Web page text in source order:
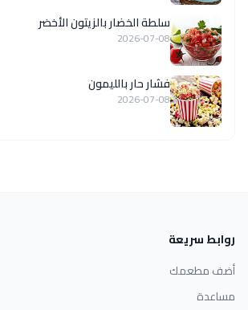
سلطة الخضار بالزيتون الأخضر
2026-07-08
فشار حار بالليمون
2026-07-08
روابط سريعة
أضف مطعمك
مساعدة